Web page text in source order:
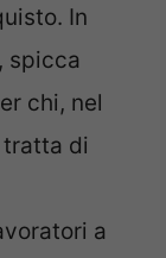
In
spicca
chi, nel
tratta di
a